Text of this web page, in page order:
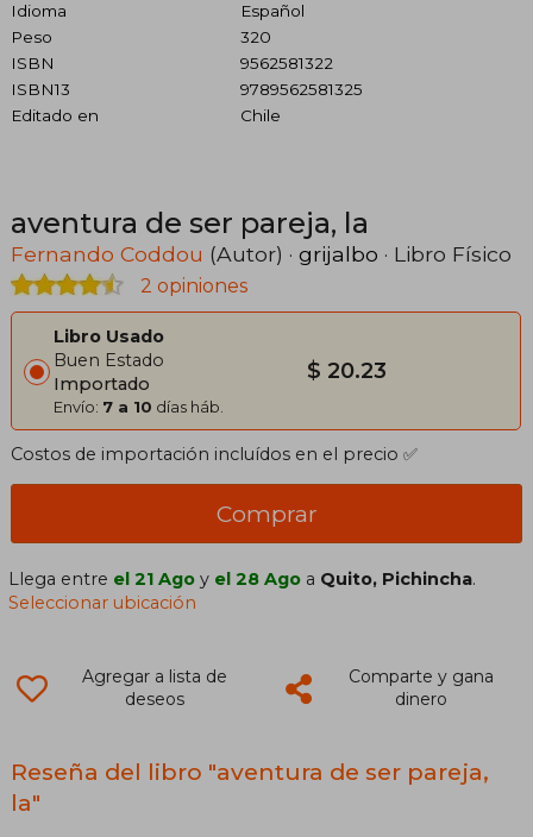
Idioma
Español
Peso
320
ISBN
9562581322
ISBN13
9789562581325
Editado en
Chile
aventura de ser pareja, la
Fernando Coddou (Autor) · grijalbo · Libro Físico
2 opiniones
Libro Usado
Buen Estado
Importado
Envío: 7 a 10 días háb.
$ 20.23
Costos de importación incluídos en el precio ✅
Comprar
Llega entre el 21 Ago y el 28 Ago a Quito, Pichincha.
Seleccionar ubicación
Agregar a lista de
deseos
Comparte y gana
dinero
Reseña del libro "aventura de ser pareja,
la"